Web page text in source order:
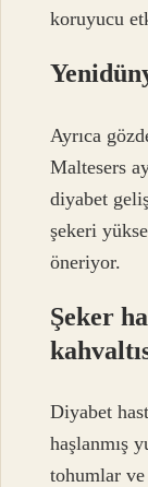
koruyucu
Ayrıca
Maltesers
diyabet
şekeri
öneriyor.
Şeker
Diyabet
haşlanmış
tohumlar